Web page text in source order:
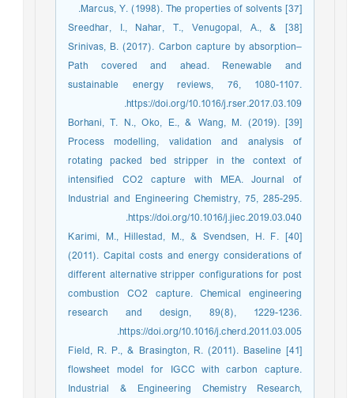
[38] Sreedhar, I., Nahar, T., Venugopal, A., &
Srinivas, B. (2017). Carbon capture by absorption–
Path covered and ahead. Renewable and
sustainable energy reviews, 76, 1080-1107.
https://doi.org/10.1016/j.rser.2017.03.109.
[39] Borhani, T. N., Oko, E., & Wang, M. (2019).
Process modelling, validation and analysis of
rotating packed bed stripper in the context of
intensified CO2 capture with MEA. Journal of
Industrial and Engineering Chemistry, 75, 285-295.
https://doi.org/10.1016/j.jiec.2019.03.040.
[40] Karimi, M., Hillestad, M., & Svendsen, H. F.
(2011). Capital costs and energy considerations of
different alternative stripper configurations for post
combustion CO2 capture. Chemical engineering
research and design, 89(8), 1229-1236.
https://doi.org/10.1016/j.cherd.2011.03.005.
[41] Field, R. P., & Brasington, R. (2011). Baseline
flowsheet model for IGCC with carbon capture.
Industrial & Engineering Chemistry Research,